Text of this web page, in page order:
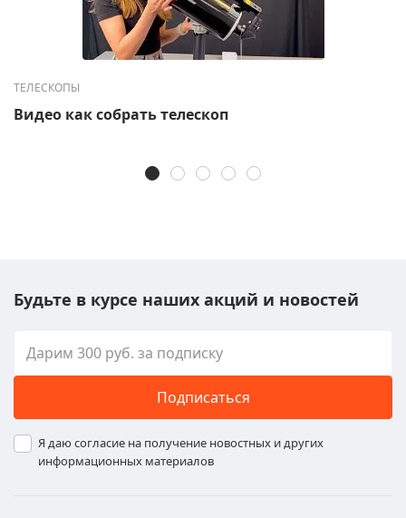
ТЕЛЕСКОПЫ
Видео как собрать телескоп
Будьте в курсе наших акций и новостей
Подписаться
Я даю согласие на получение новостных и других
информационных материалов